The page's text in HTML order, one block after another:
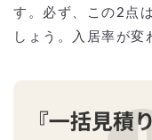
す。必ず、この2点
しょう。入居率が変